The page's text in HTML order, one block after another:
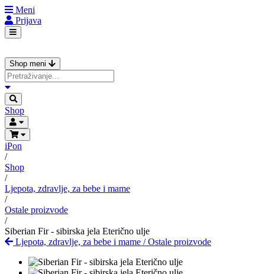
Meni
Prijava
Shop meni
Shop
iPon
/
Shop
/
Ljepota, zdravlje, za bebe i mame
/
Ostale proizvode
/
Siberian Fir - sibirska jela Eterično ulje
Ljepota, zdravlje, za bebe i mame /Ostale proizvode